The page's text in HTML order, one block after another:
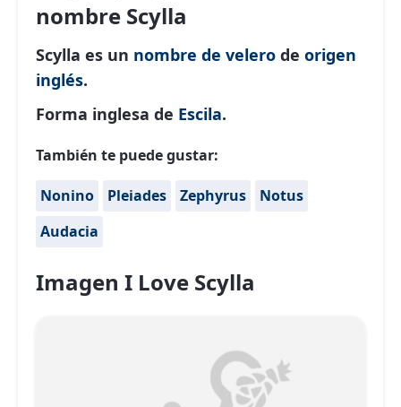
nombre Scylla
Scylla es un nombre de velero de origen
inglés.
Forma inglesa de Escila.
También te puede gustar:
Nonino Pleiades Zephyrus
Notus
Audacia
Imagen I Love Scylla